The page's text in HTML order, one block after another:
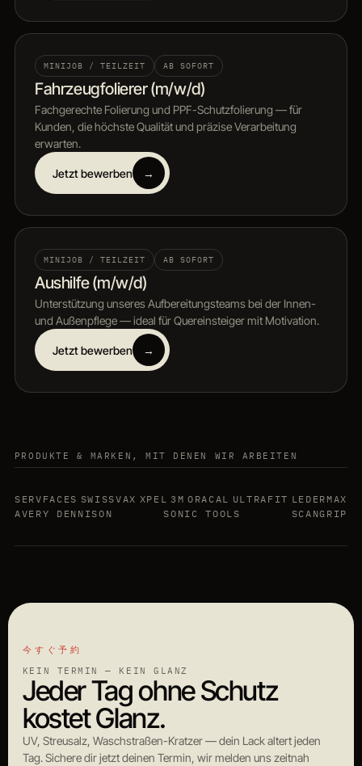
MINIJOB / TEILZEIT AB SOFORT
Fahrzeugfolierer (m/w/d)
Fachgerechte Folierung und PPF-Schutzfolierung — für
Kunden, die höchste Qualität und präzise Verarbeitung
erwarten.
Jetzt bewerben →
MINIJOB / TEILZEIT AB SOFORT
Aushilfe (m/w/d)
Unterstützung unseres Aufbereitungsteams bei der Innen-
und Außenpflege — ideal für Quereinsteiger mit Motivation.
Jetzt bewerben →
PRODUKTE & MARKEN, MIT DENEN WIR ARBEITEN
SERVFACES SWISSVAX XPEL 3M ORACAL ULTRAFIT LEDERMAX
AVERY DENNISON
SONIC TOOLS SCANGRIP
今すぐ予約
KEIN TERMIN — KEIN GLANZ
Jeder Tag ohne Schutz
kostet Glanz.
UV, Streusalz, Waschstraßen-Kratzer — dein Lack altert jeden
Tag. Sichere dir jetzt deinen Termin, wir melden uns zeitnah